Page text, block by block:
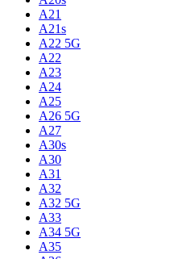
A21
A21s
A22 5G
A22
A23
A24
A25
A26 5G
A27
A30s
A30
A31
A32
A32 5G
A33
A34 5G
A35